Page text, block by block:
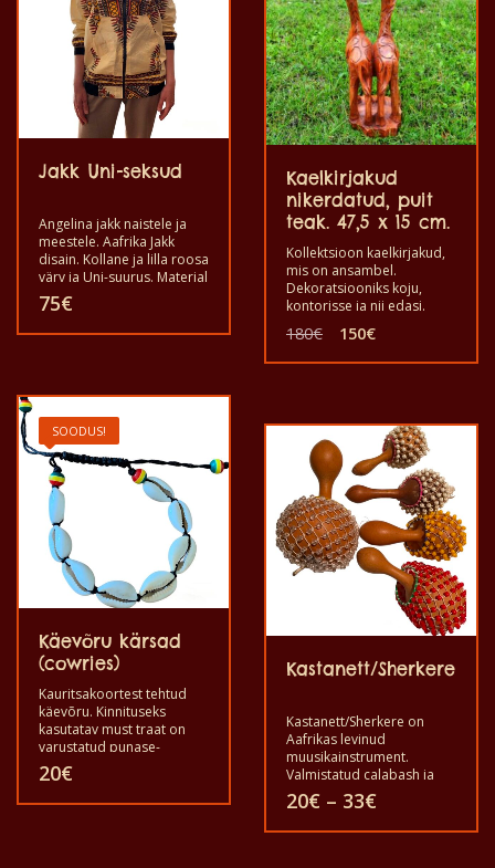
Jakk Uni-seksud
Angelina jakk naistele ja
meestele. Aafrika Jakk
disain. Kollane ja lilla roosa
värv ja Uni-suurus. Materjal
on pehme puuvillane lingu.
75€
on
mitu
varianti.
Valikuid
saab
tootelehel.
Kaelkirjakud
nikerdatud, puit
teak. 47,5 x 15 cm.
Kollektsioon kaelkirjakud,
mis on ansambel.
Dekoratsiooniks koju,
kontorisse ja nii edasi.
tiikpuust. Pikkus on 45,5 x
laius on 15, cm.
180€ Algne
oli:
150€Praegune
on:
SOODUS!
Käevõru kärsad
(cowries)
Kauritsakoortest tehtud
käevõru. Kinnituseks
kasutatav must traat on
varustatud punase-
rohekaskollase või musta
plastmassist helmega. Vali
oma lemmik.
20€
Kastanett/Sherkere
Kastanett/Sherkere on
Aafrikas levinud
muusikainstrument.
Valmistatud calabash ja
pärlidest kootud võrk.
Palun valige oma
lemmikvärv.
20€ – 33€
kuni